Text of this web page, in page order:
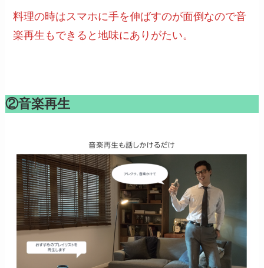
料理の時はスマホに手を伸ばすのが面倒なので音
楽再生もできると地味にありがたい。
②音楽再生